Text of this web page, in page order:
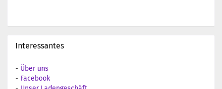
Interessantes
- Über uns
- Facebook